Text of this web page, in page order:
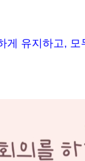
유지하고,